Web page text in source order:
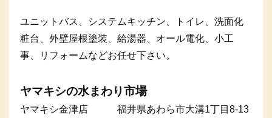
ユニットバス、システムキッチン、トイレ、洗面化
粧台、外壁屋根塗装、給湯器、オール電化、小工
事、リフォームなどお任せ下さい。
ヤマキシの水まわり市場
ヤマキシ金津店 福井県あわら市大溝1丁目8-13